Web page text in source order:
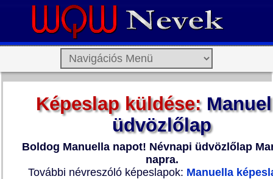
Képeslap küldése:
üdvözlőlap
Boldog Manuella napot! Névnapi üdvözlőlap
napra.
További névreszóló képeslapok: Manuella